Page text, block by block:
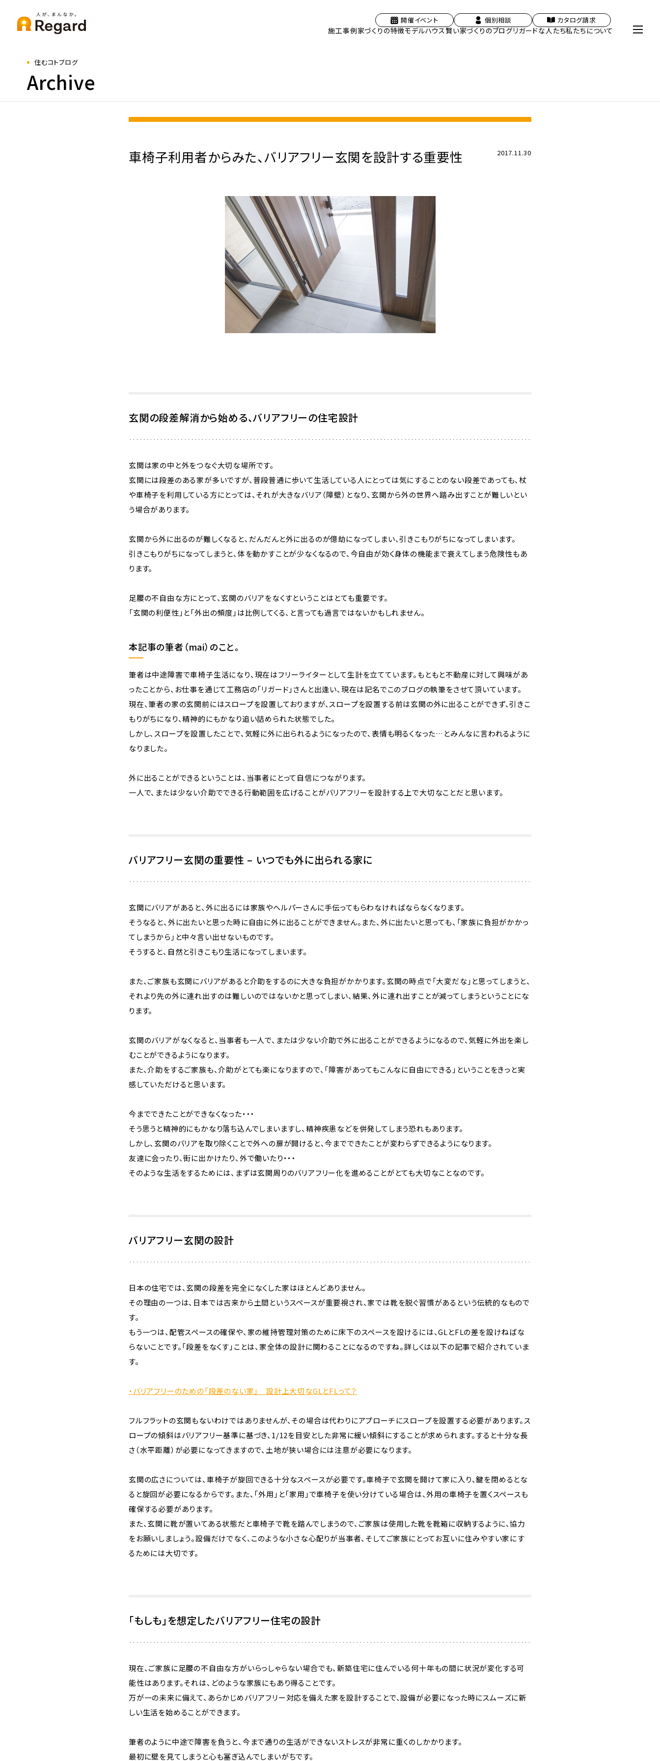
開催イベント 個別相談 カタログ請求
施工事例家づくりの特徴モデルハウス賢い家づくりのブログリガードな人たち私たちについて
住むコトブログ
Archive
車椅子利用者からみた、バリアフリー玄関を設計する重要性 2017.11.30
玄関の段差解消から始める、バリアフリーの住宅設計
玄関は家の中と外をつなぐ大切な場所です。
玄関には段差のある家が多いですが、普段普通に歩いて生活している人にとっては気にすることのない段差であっても、杖
や車椅子を利用している方にとっては、それが大きなバリア（障壁）となり、玄関から外の世界へ踏み出すことが難しいとい
う場合があります。
玄関から外に出るのが難しくなると、だんだんと外に出るのが億劫になってしまい、引きこもりがちになってしまいます。
引きこもりがちになってしまうと、体を動かすことが少なくなるので、今自由が効く身体の機能まで衰えてしまう危険性もあ
ります。
足腰の不自由な方にとって、玄関のバリアをなくすということはとても重要です。
「玄関の利便性」と「外出の頻度」は比例してくる、と言っても過言ではないかもしれません。
本記事の筆者（mai）のこと。
筆者は中途障害で車椅子生活になり、現在はフリーライターとして生計を立てています。もともと不動産に対して興味があ
ったことから、お仕事を通じて工務店の「リガード」さんと出逢い、現在は記名でこのブログの執筆をさせて頂いています。
現在、筆者の家の玄関前にはスロープを設置しておりますが、スロープを設置する前は玄関の外に出ることができず、引きこ
もりがちになり、精神的にもかなり追い詰められた状態でした。
しかし、スロープを設置したことで、気軽に外に出られるようになったので、表情も明るくなった…とみんなに言われるように
なりました。
外に出ることができるということは、当事者にとって自信につながります。
一人で、または少ない介助でできる行動範囲を広げることがバリアフリーを設計する上で大切なことだと思います。
バリアフリー玄関の重要性 – いつでも外に出られる家に
玄関にバリアがあると、外に出るには家族やヘルパーさんに手伝ってもらわなければならなくなります。
そうなると、外に出たいと思った時に自由に外に出ることができません。また、外に出たいと思っても、「家族に負担がかかっ
てしまうから」と中々言い出せないものです。
そうすると、自然と引きこもり生活になってしまいます。
また、ご家族も玄関にバリアがあると介助をするのに大きな負担がかかります。玄関の時点で「大変だな」と思ってしまうと、
それより先の外に連れ出すのは難しいのではないかと思ってしまい、結果、外に連れ出すことが減ってしまうということにな
ります。
玄関のバリアがなくなると、当事者も一人で、または少ない介助で外に出ることができるようになるので、気軽に外出を楽し
むことができるようになります。
また、介助をするご家族も、介助がとても楽になりますので、「障害があってもこんなに自由にできる」ということをきっと実
感していただけると思います。
今までできたことができなくなった・・・
そう思うと精神的にもかなり落ち込んでしまいますし、精神疾患などを併発してしまう恐れもあります。
しかし、玄関のバリアを取り除くことで外への扉が開けると、今までできたことが変わらずできるようになります。
友達に会ったり、街に出かけたり、外で働いたり・・・
そのような生活をするためには、まずは玄関周りのバリアフリー化を進めることがとても大切なことなのです。
バリアフリー玄関の設計
日本の住宅では、玄関の段差を完全になくした家はほとんどありません。
その理由の一つは、日本では古来から土間というスペースが重要視され、家では靴を脱ぐ習慣があるという伝統的なもので
す。
もう一つは、配管スペースの確保や、家の維持管理対策のために床下のスペースを設けるには、GLとFLの差を設けねばな
らないことです。「段差をなくす」ことは、家全体の設計に関わることになるのですね。詳しくは以下の記事で紹介されていま
す。
・バリアフリーのための「段差のない家」 設計上大切なGLとFLって？
フルフラットの玄関もないわけではありませんが、その場合は代わりにアプローチにスロープを設置する必要があります。ス
ロープの傾斜はバリアフリー基準に基づき、1/12を目安とした非常に緩い傾斜にすることが求められます。すると十分な長
さ（水平距離）が必要になってきますので、土地が狭い場合には注意が必要になります。
玄関の広さについては、車椅子が旋回できる十分なスペースが必要です。車椅子で玄関を開けて家に入り、鍵を閉めるとな
ると旋回が必要になるからです。また、「外用」と「家用」で車椅子を使い分けている場合は、外用の車椅子を置くスペースも
確保する必要があります。
また、玄関に靴が置いてある状態だと車椅子で靴を踏んでしまうので、ご家族は使用した靴を靴箱に収納するように、協力
をお願いしましょう。設備だけでなく、このような小さな心配りが当事者、そしてご家族にとってお互いに住みやすい家にす
るためには大切です。
「もしも」を想定したバリアフリー住宅の設計
現在、ご家族に足腰の不自由な方がいらっしゃらない場合でも、新築住宅に住んでいる何十年もの間に状況が変化する可
能性はあります。それは、どのような家族にもあり得ることです。
万が一の未来に備えて、あらかじめバリアフリー対応を備えた家を設計することで、設備が必要になった時にスムーズに新
しい生活を始めることができます。
筆者のように中途で障害を負うと、今まで通りの生活ができないストレスが非常に重くのしかかります。
最初に壁を見てしまうと心も塞ぎ込んでしまいがちです。